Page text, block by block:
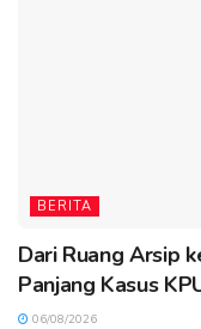
BERITA
Dari Ruang Arsip
Panjang Kasus
06/08/2026